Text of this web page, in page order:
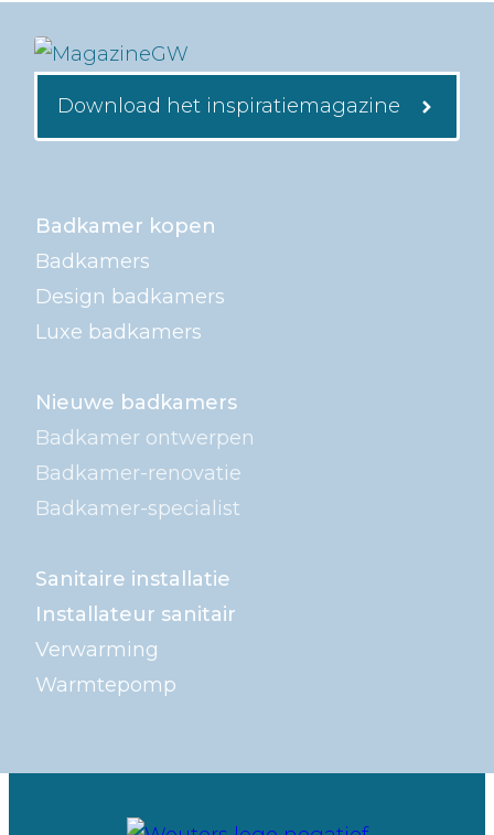
Download het inspiratiemagazine
Badkamer kopen
Badkamers
Design badkamers
Luxe badkamers
Nieuwe badkamers
Badkamer ontwerpen
Badkamer-renovatie
Badkamer-specialist
Sanitaire installatie
Installateur sanitair
Verwarming
Warmtepomp